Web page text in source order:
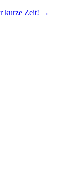
kurze Zeit! →